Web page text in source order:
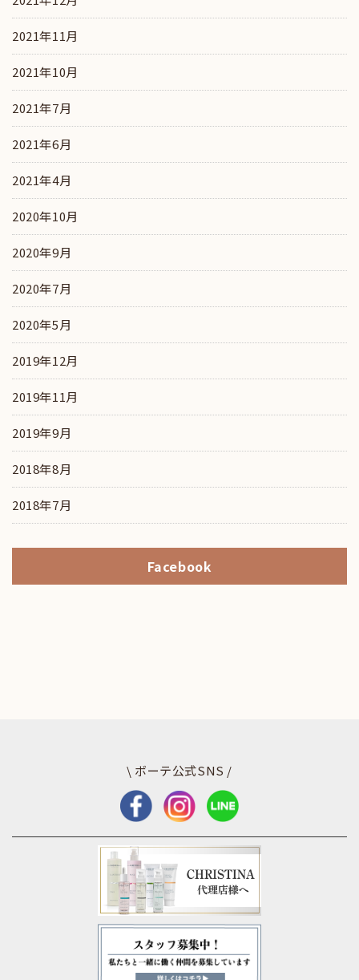
2021年11月
2021年10月
2021年7月
2021年6月
2021年4月
2020年10月
2020年9月
2020年7月
2020年5月
2019年12月
2019年11月
2019年9月
2018年8月
2018年7月
Facebook
\ ボーテ公式SNS /